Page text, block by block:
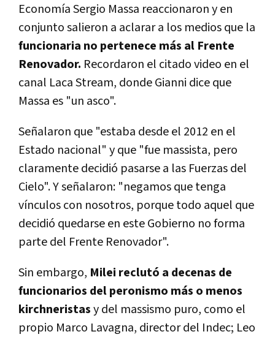
Economía Sergio Massa reaccionaron y en
conjunto salieron a aclarar a los medios que la
funcionaria no pertenece más al Frente
Renovador. Recordaron el citado video en el
canal Laca Stream, donde Gianni dice que
Massa es "un asco".
Señalaron que "estaba desde el 2012 en el
Estado nacional" y que "fue massista, pero
claramente decidió pasarse a las Fuerzas del
Cielo". Y señalaron: "negamos que tenga
vínculos con nosotros, porque todo aquel que
decidió quedarse en este Gobierno no forma
parte del Frente Renovador".
Sin embargo, Milei reclutó a decenas de
funcionarios del peronismo más o menos
kirchneristasy del massismo puro, como el
propio Marco Lavagna, director del Indec; Leo